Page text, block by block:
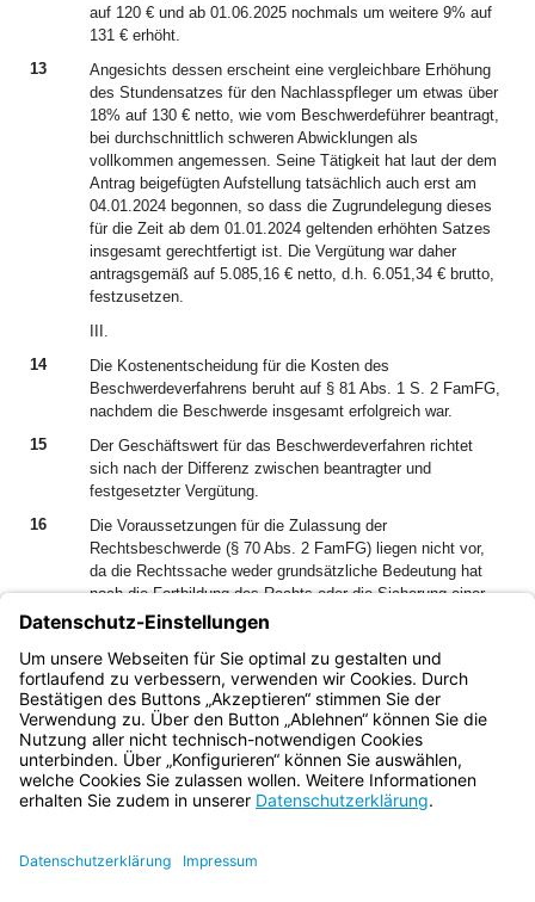
auf 120 € und ab 01.06.2025 nochmals um weitere 9% auf
131 € erhöht.
13
Angesichts dessen erscheint eine vergleichbare Erhöhung
des Stundensatzes für den Nachlasspfleger um etwas über
18% auf 130 € netto, wie vom Beschwerdeführer beantragt,
bei durchschnittlich schweren Abwicklungen als
vollkommen angemessen. Seine Tätigkeit hat laut der dem
Antrag beigefügten Aufstellung tatsächlich auch erst am
04.01.2024 begonnen, so dass die Zugrundelegung dieses
für die Zeit ab dem 01.01.2024 geltenden erhöhten Satzes
insgesamt gerechtfertigt ist. Die Vergütung war daher
antragsgemäß auf 5.085,16 € netto, d.h. 6.051,34 € brutto,
festzusetzen.
III.
14
Die Kostenentscheidung für die Kosten des
Beschwerdeverfahrens beruht auf § 81 Abs. 1 S. 2 FamFG,
nachdem die Beschwerde insgesamt erfolgreich war.
15
Der Geschäftswert für das Beschwerdeverfahren richtet
sich nach der Differenz zwischen beantragter und
festgesetzter Vergütung.
16
Die Voraussetzungen für die Zulassung der
Rechtsbeschwerde (§ 70 Abs. 2 FamFG) liegen nicht vor,
da die Rechtssache weder grundsätzliche Bedeutung hat
noch die Fortbildung des Rechts oder die Sicherung einer
einheitlichen Rechtsprechung eine Entscheidung des
Rechtsbeschwerdegerichts erfordern. Es handelt sich
vorliegend um eine Einzelfallentscheidung, die über die hier
konkret zu beurteilende Frage hinaus keine Bedeutung hat.
Bayern.de
BayernPortal
Impressum